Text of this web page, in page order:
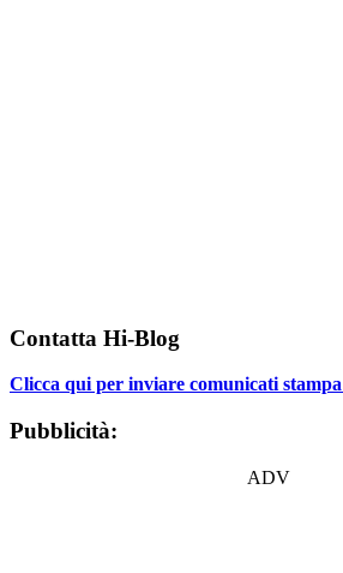
Contatta Hi-Blog
Clicca qui per inviare comunicati
Pubblicità:
ADV